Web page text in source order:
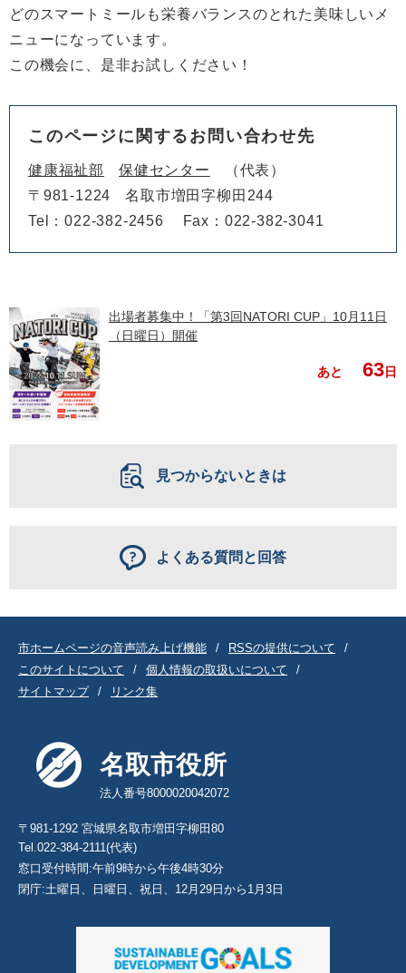
どのスマートミールも栄養バランスのとれた美味しいメ
ニューになっています。
この機会に、是非お試しください！
このページに関するお問い合わせ先
健康福祉部 保健センター
代表
〒981-1224
名取市増田字柳田244
Tel：022-382-2456
Fax：022-382-3041
出場者募集中！「第3回NATORI CUP」10月11日
（日曜日）開催
あと 63日
見つからないときは
よくある質問と回答
市ホームページの音声読み上げ機能
RSSの提供について
このサイトについて
個人情報の取扱いについて
サイトマップ
リンク集
名取市役所
法人番号8000020042072
〒981-1292 宮城県名取市増田字柳田80
Tel.022-384-2111(代表)
窓口受付時間:午前9時から午後4時30分
閉庁:土曜日、日曜日、祝日、12月29日から1月3日